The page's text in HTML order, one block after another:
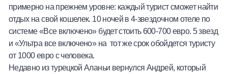
примерно на прежнем уровне: каждый турист сможет найти
отдых на свой кошелек. 10 ночей в 4-звездочном отеле по
системе «Все включено» будет стоить 600-700 евро. 5 звезд
и «Ультра все включено»на тот же срок обойдется туристу
от 1000 евро с человека.
Недавно из турецкой Аланьи вернулся Андрей, который